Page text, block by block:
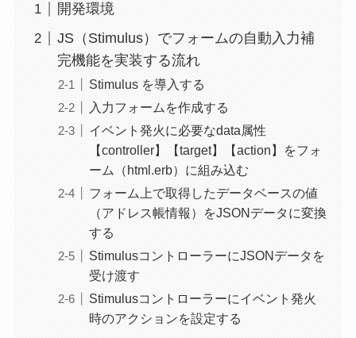
開発環境
JS（Stimulus）でフォームの自動入力補
完機能を実装する流れ
Stimulus を導入する
入力フォームを作成する
イベント発火に必要なdata属性
【controller】【target】【action】をフォ
ーム（html.erb）に組み込む
フォーム上で取得したデータベースの値
（アドレス帳情報）をJSONデータに変換
する
StimulusコントローラーにJSONデータを
受け渡す
Stimulusコントローラーにイベント発火
時のアクションを設定する